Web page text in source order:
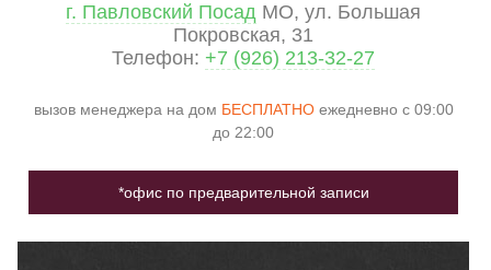
г. Павловский Посад МО, ул. Большая
Покровская, 31
Телефон: +7 (926) 213-32-27
вызов менеджера на дом БЕСПЛАТНОежедневно с 09:00
до 22:00
*офис по предварительной записи